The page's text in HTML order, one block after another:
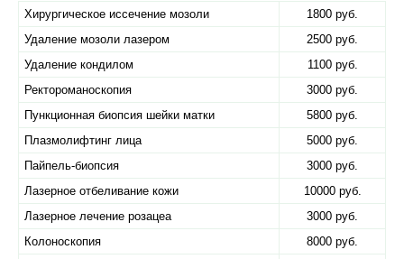
Хирургическое иссечение мозоли
1800 руб.
Удаление мозоли лазером
2500 руб.
Удаление кондилом
1100 руб.
Ректороманоскопия
3000 руб.
Пункционная биопсия шейки матки
5800 руб.
Плазмолифтинг лица
5000 руб.
Пайпель-биопсия
3000 руб.
Лазерное отбеливание кожи
10000 руб.
Лазерное лечение розацеа
3000 руб.
Колоноскопия
8000 руб.